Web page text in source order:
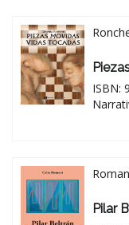
ISBN:
Pilar